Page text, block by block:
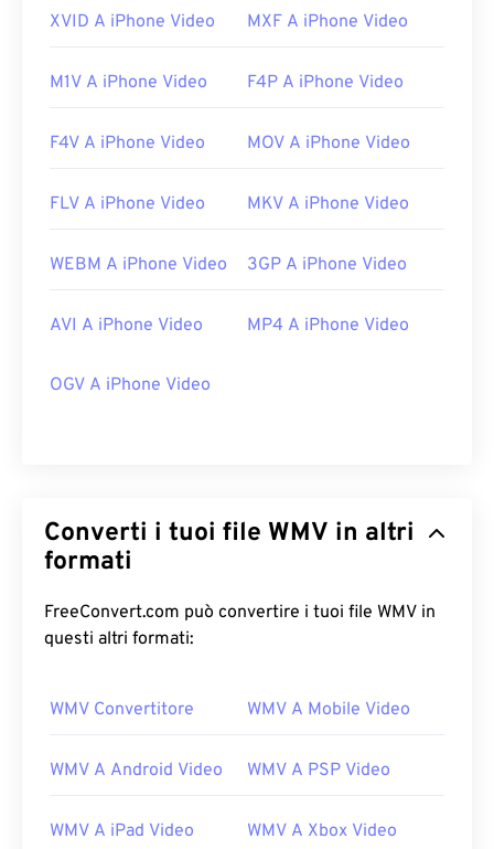
XVID A iPhone Video MXF A iPhone Video
M1V A iPhone Video F4P A iPhone Video
F4V A iPhone Video MOV A iPhone Video
FLV A iPhone Video MKV A iPhone Video
WEBM A iPhone Video 3GP A iPhone Video
AVI A iPhone Video MP4 A iPhone Video
OGV A iPhone Video
Converti i tuoi file WMV in altri
formati
FreeConvert.com può convertire i tuoi file WMV in
questi altri formati:
WMV Convertitore WMV A Mobile Video
WMV A Android Video WMV A PSP Video
WMV A iPad Video WMV A Xbox Video